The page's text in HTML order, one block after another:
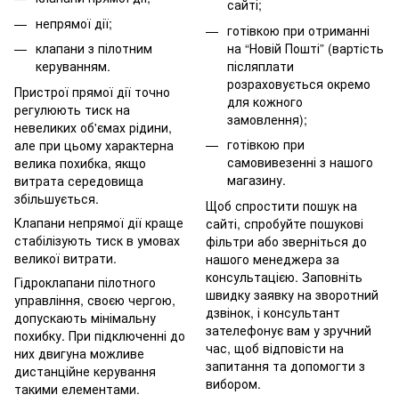
непрямої дії;
клапани з пілотним
керуванням.
Пристрої прямої дії точно
регулюють тиск на
невеликих об'ємах рідини,
але при цьому характерна
велика похибка, якщо
витрата середовища
збільшується.
Клапани непрямої дії краще
стабілізують тиск в умовах
великої витрати.
Гідроклапани пілотного
управління, своєю чергою,
допускають мінімальну
похибку. При підключенні до
них двигуна можливе
дистанційне керування
такими елементами.
сайті;
готівкою при отриманні
на “Новій Пошті” (вартість
післяплати
розраховується окремо
для кожного
замовлення);
готівкою при
самовивезенні з нашого
магазину.
Щоб спростити пошук на
сайті, спробуйте пошукові
фільтри або зверніться до
нашого менеджера за
консультацією. Заповніть
швидку заявку на зворотний
дзвінок, і консультант
зателефонує вам у зручний
час, щоб відповісти на
запитання та допомогти з
вибором.